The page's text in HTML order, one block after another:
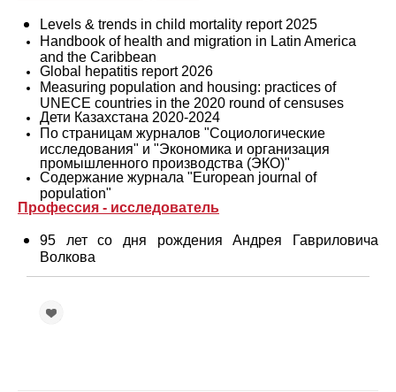
Levels & trends in child mortality report 2025
Handbook of health and migration in Latin America
and the Caribbean
Global hepatitis report 2026
Measuring population and housing: practices of
UNECE countries in the 2020 round of censuses
Дети Казахстана 2020-2024
По страницам журналов "Социологические
исследования" и "Экономика и организация
промышленного производства (ЭКО)"
Содержание журнала "European journal of
population"
Профессия - исследователь
95 лет со дня рождения Андрея Гавриловича
Волкова